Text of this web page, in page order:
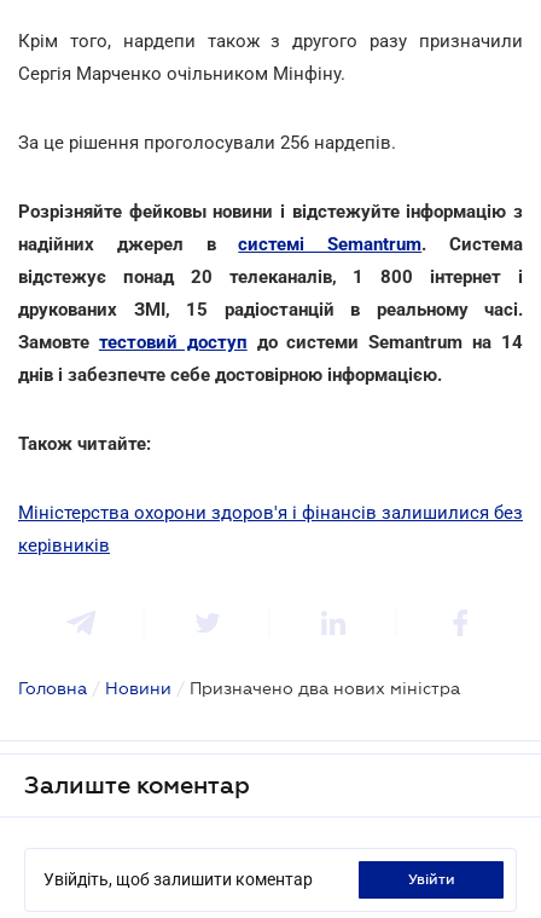
Крім того, нардепи також з другого разу призначили
Сергія Марченко очільником Мінфіну.
За це рішення проголосували 256 нардепів.
Розрізняйте фейковы новини і відстежуйте інформацію з
надійних джерел всистемі Semantrum. Система
відстежує понад 20 телеканалів, 1 800 інтернет і
друкованих ЗМІ, 15 радіостанцій в реальному часі.
Замовте тестовий доступ до системи Semantrum на 14
днів і забезпечте себе достовірною інформацією.
Також читайте:
Міністерства охорони здоров'я і фінансів залишилися без
керівників
Головна / Новини / Призначено два нових міністра
Залиште коментар
Увійдіть, щоб залишити коментар увійти